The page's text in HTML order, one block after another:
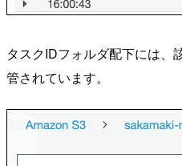
タスクIDフォルダ配下には、
管されています。